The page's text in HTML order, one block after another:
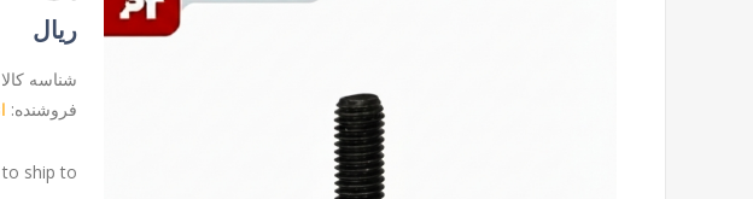
ریال
شناسه کالا
فروشنده:
ship to